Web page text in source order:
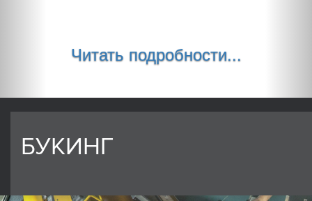
Читать подробности...
БУКИНГ